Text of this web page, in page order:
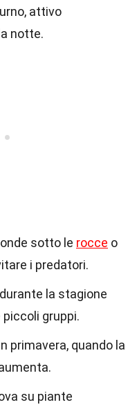
attivo
notte.
sotto le rocce o
i predatori.
la stagione
gruppi.
primavera, quando la
su piante